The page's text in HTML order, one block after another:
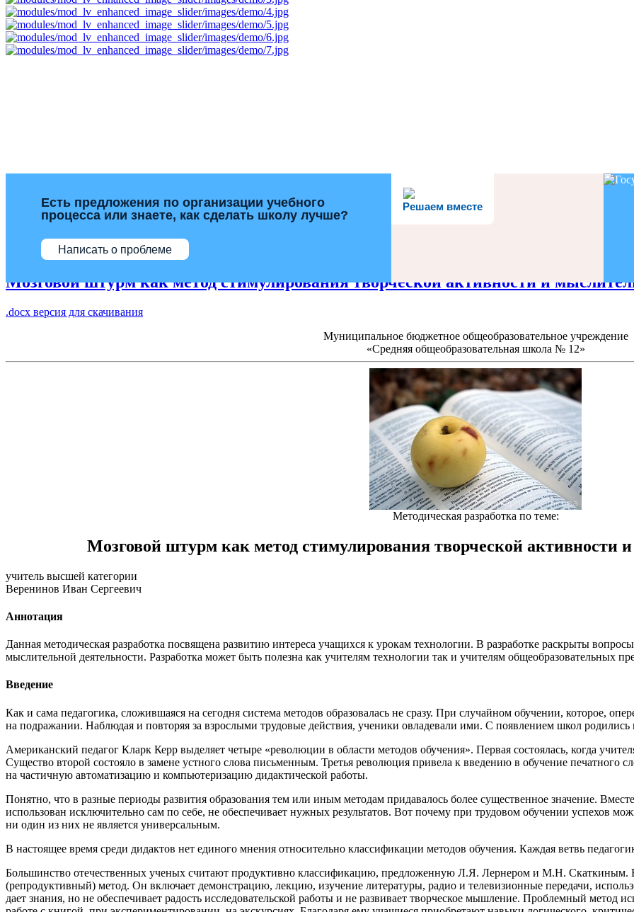
Решаем вместе
Есть предложения по организации учебного
процесса или знаете, как сделать школу лучше?
Написать о проблеме
Мозговой штурм как метод стимулирования творческой активности и
.docx версия для скачивания
Муниципальное бюджетное общеобразовательное учреждение
«Средняя общеобразовательная школа № 12»
Методическая разработка по теме:
Мозговой штурм как метод стимулирования творческой активности
учитель высшей категории
Веренинов Иван Сергеевич
Аннотация
Данная методическая разработка посвящена развитию интереса учащихся к урокам технологии. В разработке раскрыты
мыслительной деятельности. Разработка может быть полезна как учителям технологии так и учителям общеобразовательных
Введение
Как и сама педагогика, сложившаяся на сегодня система методов образовалась не сразу. При случайном обучении, которое,
на подражании. Наблюдая и повторяя за взрослыми трудовые действия, ученики овладевали ими. С появлением школ
Американский педагог Кларк Керр выделяет четыре «революции в области методов обучения». Первая состоялась, когда
Существо второй состояло в замене устного слова письменным. Третья революция привела к введению в обучение печатного
на частичную автоматизацию и компьютеризацию дидактической работы.
Понятно, что в разные периоды развития образования тем или иным методам придавалось более существенное значение.
использован исключительно сам по себе, не обеспечивает нужных результатов. Вот почему при трудовом обучении успехов
ни один из них не является универсальным.
В настоящее время среди дидактов нет единого мнения относительно классификации методов обучения. Каждая ветвь
Большинство отечественных ученых считают продуктивно классификацию, предложенную Л.Я. Лернером и М.Н.
(репродуктивный) метод. Он включает демонстрацию, лекцию, изучение литературы, радио и телевизионные передачи,
дает знания, но не обеспечивает радость исследовательской работы и не развивает творческое мышление. Проблемный метод